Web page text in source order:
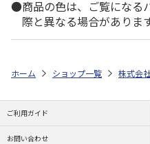
商品の色は、ご覧になる
際と異なる場合があります
ホーム ショップ一覧 株式会
ご利用ガイド
お問い合わせ